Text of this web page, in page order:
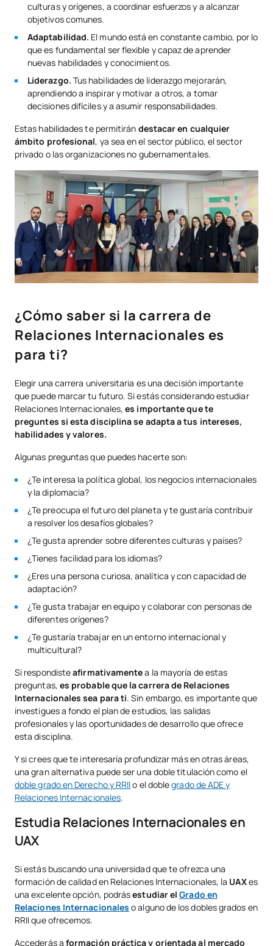
culturas y orígenes, a coordinar esfuerzos y a alcanzar
objetivos comunes.
Adaptabilidad. El mundo está en constante cambio, por lo
que es fundamental ser flexible y capaz de aprender
nuevas habilidades y conocimientos.
Liderazgo. Tus habilidades de liderazgo mejorarán,
aprendiendo a inspirar y motivar a otros, a tomar
decisiones difíciles y a asumir responsabilidades.
Estas habilidades te permitirán destacar en cualquier
ámbito profesional, ya sea en el sector público, el sector
privado o las organizaciones no gubernamentales.
¿Cómo saber si la carrera de
Relaciones Internacionales es
para ti?
Elegir una carrera universitaria es una decisión importante
que puede marcar tu futuro. Si estás considerando estudiar
Relaciones Internacionales,es importante que te
preguntes si esta disciplina se adapta a tus intereses,
habilidades y valores.
Algunas preguntas que puedes hacerte son:
¿Te interesa la política global, los negocios internacionales
y la diplomacia?
¿Te preocupa el futuro del planeta y te gustaría contribuir
a resolver los desafíos globales?
¿Te gusta aprender sobre diferentes culturas y países?
¿Tienes facilidad para los idiomas?
¿Eres una persona curiosa, analítica y con capacidad de
adaptación?
¿Te gusta trabajar en equipo y colaborar con personas de
diferentes orígenes?
¿Te gustaría trabajar en un entorno internacional y
multicultural?
Si respondisteafirmativamentea la mayoría de estas
preguntas, es probable que la carrera de Relaciones
Internacionales sea para ti. Sin embargo, es importante que
investigues a fondo el plan de estudios, las salidas
profesionales y las oportunidades de desarrollo que ofrece
esta disciplina.
Y si crees que te interesaría profundizar más en otras áreas,
una gran alternativa puede ser una doble titulación como el
doble grado en Derecho y RRIIo el doblegrado de ADE y
Relaciones Internacionales.
Estudia Relaciones Internacionales en
UAX
Si estás buscando una universidad que te ofrezca una
formación de calidad en Relaciones Internacionales, la UAXes
una excelente opción, podrásestudiar elGrado en
Relaciones Internacionales o alguno de los dobles grados en
RRII que ofrecemos.
Accederás a formación práctica y orientada al mercado